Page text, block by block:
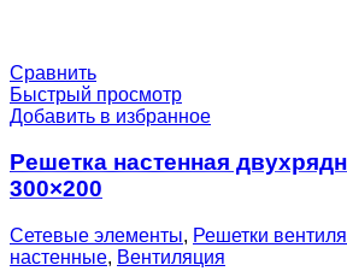
Сравнить
Быстрый просмотр
Добавить в избранное
Решетка настенная
300×200
Сетевые элементы, Решетки
настенные, Вентиляция